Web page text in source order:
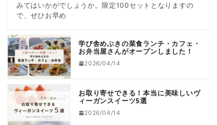
みてはいかがでしょうか。限定100セットとなりますの
で、ぜひお早め
学び舎めぶきの菜食ランチ・カフェ・
お弁当屋さんがオープンしました！
2026/04/14
お取り寄せできる！本当に美味しいヴ
ィーガンスイーツ5選
2026/04/14